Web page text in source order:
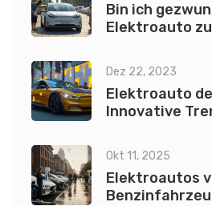
Bin ich
Elektroauto
Dez 22, 2023
Elektroauto
Innovative
Okt 11, 2025
Elektroautos